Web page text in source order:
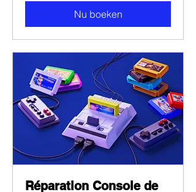
Nu boeken
Réparation Console de